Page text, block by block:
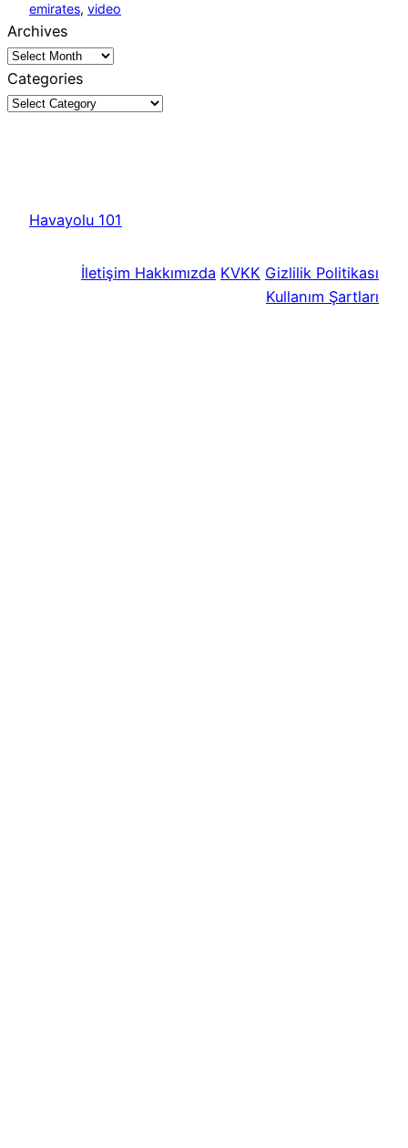
emirates, video
Archives
Categories
Havayolu 101
İletişim Hakkımızda KVKK Gizlilik Politikası
Kullanım Şartları